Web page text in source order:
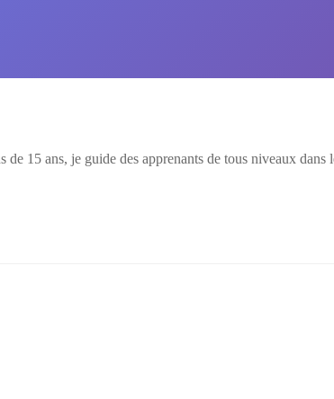
15 ans, je guide des apprenants de tous niveaux dans